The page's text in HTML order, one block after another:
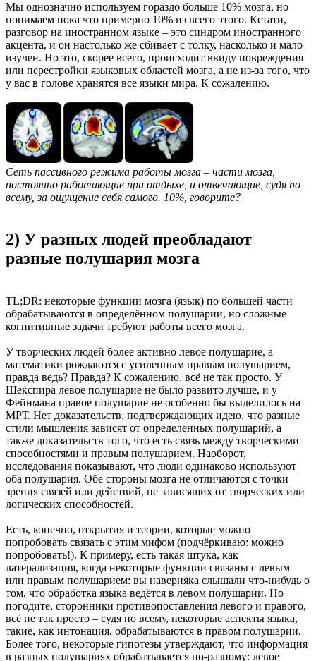
Мы однозначно используем гораздо больше 10% мозга, но
понимаем пока что примерно 10% из всего этого. Кстати,
разговор на иностранном языке – это синдром иностранного
акцента, и он настолько же сбивает с толку, насколько и мало
изучен. Но это, скорее всего, происходит ввиду повреждения
или перестройки языковых областей мозга, а не из-за того, что
у вас в голове хранятся все языки мира. К сожалению.
Сеть пассивного режима работы мозга – части мозга,
постоянно работающие при отдыхе, и отвечающие, судя по
всему, за ощущение себя самого. 10%, говорите?
2) У разных людей преобладают
разные полушария мозга
TL;DR: некоторые функции мозга (язык) по большей части
обрабатываются в определённом полушарии, но сложные
когнитивные задачи требуют работы всего мозга.
У творческих людей более активно левое полушарие, а
математики рождаются с усиленным правым полушарием,
правда ведь? Правда? К сожалению, всё не так просто. У
Шекспира левое полушарие не было развито лучше, и у
Фейнмана правое полушарие не особенно бы выделилось на
МРТ. Нет доказательств, подтверждающих идею, что разные
стили мышления зависят от определенных полушарий, а
также доказательств того, что есть связь между творческими
способностями и правым полушарием. Наоборот,
исследования показывают, что люди одинаково используют
оба полушария. Обе стороны мозга не отличаются с точки
зрения связей или действий, не зависящих от творческих или
логических способностей.
Есть, конечно, открытия и теории, которые можно
попробовать связать с этим мифом (подчёркиваю: можно
попробовать!). К примеру, есть такая штука, как
латерализация, когда некоторые функции связаны с левым
или правым полушарием: вы наверняка слышали что-нибудь о
том, что обработка языка ведётся в левом полушарии. Но
погодите, сторонники противопоставления левого и правого,
всё не так просто – судя по всему, некоторые аспекты языка,
такие, как интонация, обрабатываются в правом полушарии.
Более того, некоторые гипотезы утверждают, что информация
в разных полушариях обрабатывается по-разному: левое